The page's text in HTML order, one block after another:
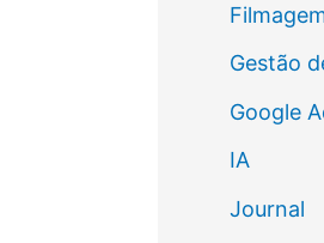
Gestão
Google
IA
Journal